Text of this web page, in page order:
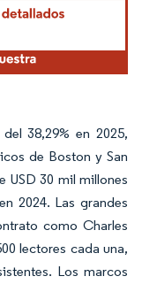
38,29% en 2025,
de Boston y San
USD 30 mil millones
2024. Las grandes
como Charles
lectores cada una,
Los marcos